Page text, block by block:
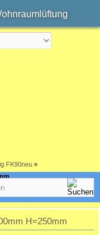
FK90neu »
H=250mm